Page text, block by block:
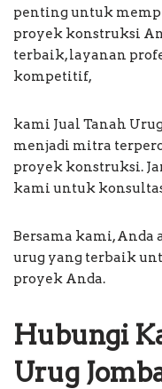
penting untuk
proyek konstruksi
terbaik, layanan
kompetitif,
kami Jual Tanah
menjadi mitra
proyek konstruksi.
kami untuk
Bersama kami,
urug yang terbaik
proyek Anda.
Hubungi
Urug